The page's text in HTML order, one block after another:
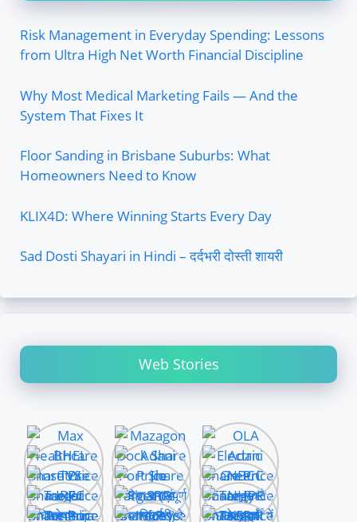
Risk Management in Everyday Spending: Lessons
from Ultra High Net Worth Financial Discipline
Why Most Medical Marketing Fails — And the
System That Fixes It
Floor Sanding in Brisbane Suburbs: What
Homeowners Need to Know
KLIX4D: Where Winning Starts Every Day
Sad Dosti Shayari in Hindi – दर्दभरी दोस्ती शायरी
Web Stories